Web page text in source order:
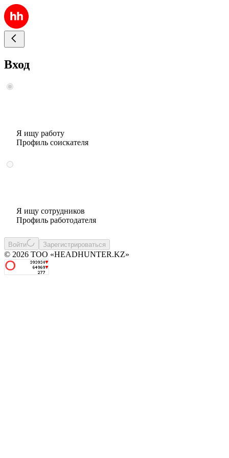
Вход
Я ищу работу
Профиль соискателя
Я ищу сотрудников
Профиль работодателя
Войти Зарегистрироваться
© 2026 ТОО «HEADHUNTER.KZ»